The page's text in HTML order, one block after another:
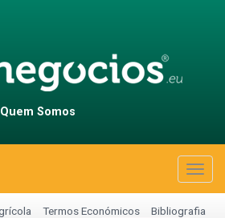
Quem Somos
Termos Económicos Bibliografia